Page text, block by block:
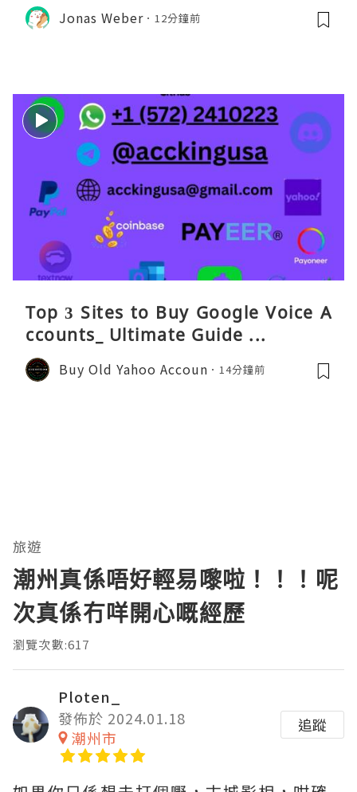
Jonas Weber 12分鐘前
Top 3 Sites to Buy Google Voice A
ccounts_ Ultimate Guide ...
Buy Old Yahoo Accoun 14分鐘前
旅遊
潮州真係唔好輕易嚟啦！！！呢
次真係冇咩開心嘅經歷
瀏覽次數:617
Ploten_
發佈於 2024.01.18
潮州市
追蹤